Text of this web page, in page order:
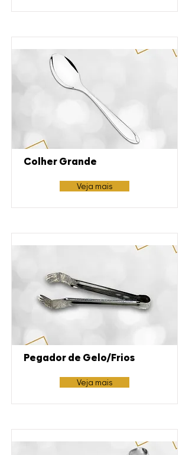
Colher Grande
Veja mais
Pegador de Gelo/Frios
Veja mais